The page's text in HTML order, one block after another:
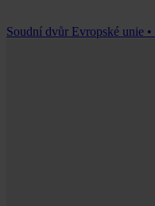
Soudní dvůr Evropské unie •